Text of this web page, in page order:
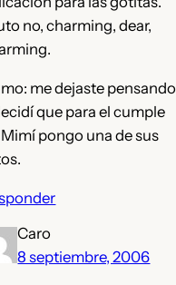
no, charming, dear,
me dejaste pensando
que para el cumple
pongo una de sus
Caro
8 septiembre, 2006